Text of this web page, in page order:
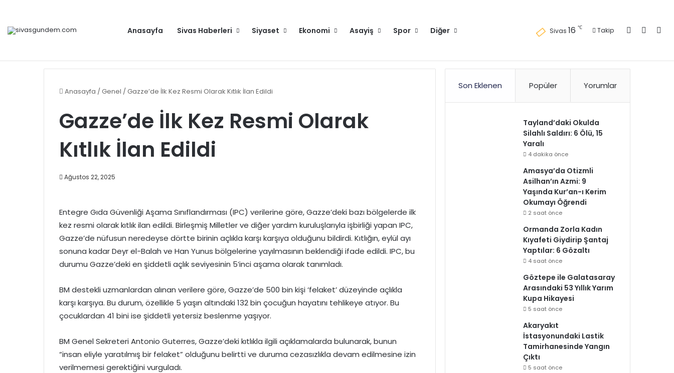
Anasayfa Sivas Haberleri Siyaset Ekonomi Asayiş Spor Diğer Sivas 16 ℃ Takip Kayıt Ol
Anasayfa /Genel /Gazze’de İlk Kez Resmi Olarak Kıtlık İlan Edildi
Gazze’de İlk Kez Resmi Olarak
Kıtlık İlan Edildi
Ağustos 22, 2025
Entegre Gıda Güvenliği Aşama Sınıflandırması (IPC) verilerine göre, Gazze’deki bazı bölgelerde ilk
kez resmi olarak kıtlık ilan edildi. Birleşmiş Milletler ve diğer yardım kuruluşlarıyla işbirliği yapan IPC,
Gazze’de nüfusun neredeyse dörtte birinin açlıkla karşı karşıya olduğunu bildirdi. Kıtlığın, eylül ayı
sonuna kadar Deyr el-Balah ve Han Yunus bölgelerine yayılmasının beklendiği ifade edildi. IPC, bu
durumu Gazze’deki en şiddetli açlık seviyesinin 5’inci aşama olarak tanımladı.
BM destekli uzmanlardan alınan verilere göre, Gazze’de 500 bin kişi ‘felaket’ düzeyinde açlıkla
karşı karşıya. Bu durum, özellikle 5 yaşın altındaki 132 bin çocuğun hayatını tehlikeye atıyor. Bu
çocuklardan 41 bini ise şiddetli yetersiz beslenme yaşıyor.
BM Genel Sekreteri Antonio Guterres, Gazze’deki kıtlıkla ilgili açıklamalarda bulunarak, bunun
“insan eliyle yaratılmış bir felaket” olduğunu belirtti ve duruma cezasızlıkla devam edilmesine izin
verilmemesi gerektiğini vurguladı.
Son Eklenen Popüler Yorumlar
Tayland’daki Okulda
Silahlı Saldırı: 6 Ölü, 15
Yaralı
4 dakika önce
Amasya’da Otizmli
Asilhan’ın Azmi: 9
Yaşında Kur’an-ı Kerim
Okumayı Öğrendi
2 saat önce
Ormanda Zorla Kadın
Kıyafeti Giydirip Şantaj
Yaptılar: 6 Gözaltı
4 saat önce
Göztepe ile Galatasaray
Arasındaki 53 Yıllık Yarım
Kupa Hikayesi
5 saat önce
Akaryakıt
İstasyonundaki Lastik
Tamirhanesinde Yangın
Çıktı
5 saat önce